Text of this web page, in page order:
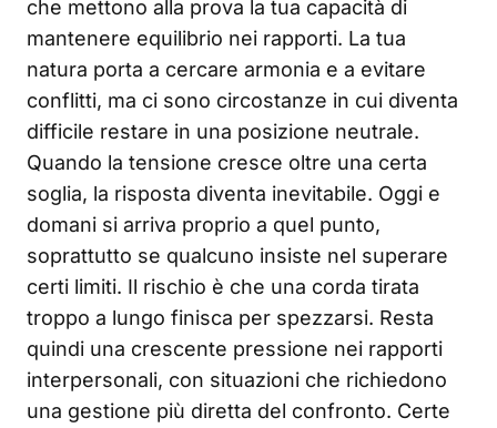
che mettono alla prova la tua capacità di
mantenere equilibrio nei rapporti. La tua
natura porta a cercare armonia e a evitare
conflitti, ma ci sono circostanze in cui diventa
difficile restare in una posizione neutrale.
Quando la tensione cresce oltre una certa
soglia, la risposta diventa inevitabile. Oggi e
domani si arriva proprio a quel punto,
soprattutto se qualcuno insiste nel superare
certi limiti. Il rischio è che una corda tirata
troppo a lungo finisca per spezzarsi. Resta
quindi una crescente pressione nei rapporti
interpersonali, con situazioni che richiedono
una gestione più diretta del confronto. Certe